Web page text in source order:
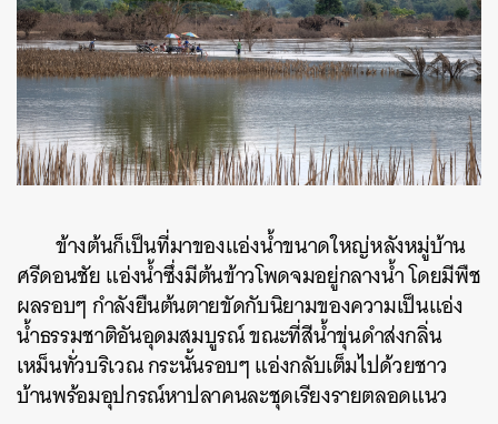
ข้างต้นก็เป็นที่มาของแอ่งน้ำขนาดใหญ่หลังหมู่บ้าน
ศรีดอนชัย แอ่งน้ำซึ่งมีต้นข้าวโพดจมอยู่กลางน้ำ โดยมีพืช
ผลรอบๆ กำลังยืนต้นตายขัดกับนิยามของความเป็นแอ่ง
น้ำธรรมชาติอันอุดมสมบูรณ์ ขณะที่สีน้ำขุ่นดำส่งกลิ่น
เหม็นทั่วบริเวณ กระนั้นรอบๆ แอ่งกลับเต็มไปด้วยชาว
บ้านพร้อมอุปกรณ์หาปลาคนละชุดเรียงรายตลอดแนว